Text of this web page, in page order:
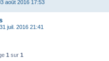
août 2016 17:53
juil. 2016 21:41
1 sur 1